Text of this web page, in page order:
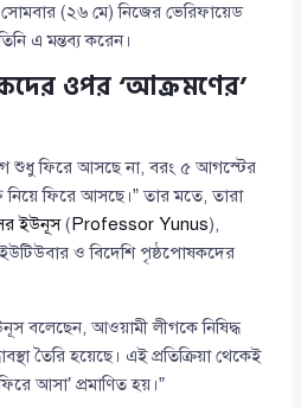
(২৬ মে) নিজের ভেরিফায়েড
এ মন্তব্য করেন।
ওপর ‘আক্রমণের’
শুধু ফিরে আসছে না, বরং ৫ আগস্টের
ফিরে আসছে।” তার মতে, তারা
ইউনূস( Professor Yunus),
ও বিদেশি পৃষ্ঠপোষকদের
বলেছেন, আওয়ামী লীগকে নিষিদ্ধ
তৈরি হয়েছে। এই প্রতিক্রিয়া থেকেই
আসা’ প্রমাণিত হয়।”